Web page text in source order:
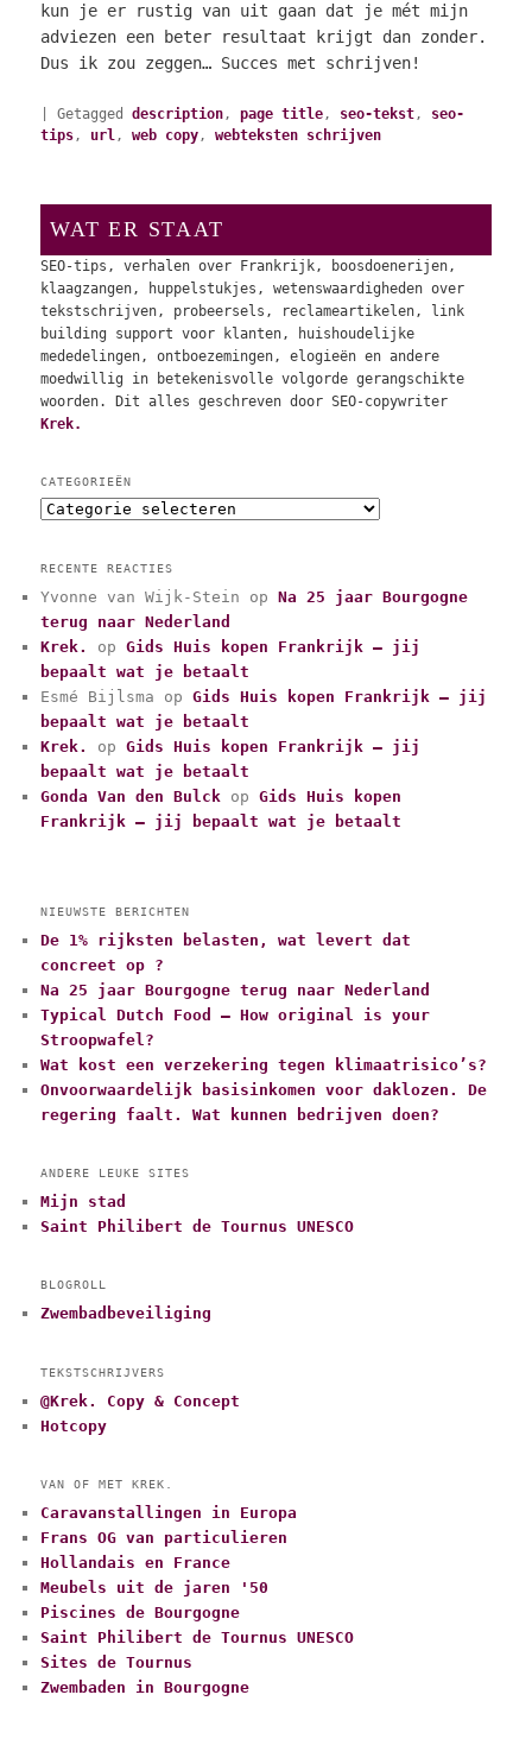
kun je er rustig van uit gaan dat je mét mijn
adviezen een beter resultaat krijgt dan zonder.
Dus ik zou zeggen… Succes met schrijven!
|Getagged description,page title, seo-tekst, seo-
tips, url,web copy,webteksten schrijven
WAT ER STAAT
SEO-tips, verhalen over Frankrijk, boosdoenerijen,
klaagzangen, huppelstukjes, wetenswaardigheden over
tekstschrijven, probeersels, reclameartikelen, link
building support voor klanten, huishoudelijke
mededelingen, ontboezemingen, elogieën en andere
moedwillig in betekenisvolle volgorde gerangschikte
woorden. Dit alles geschreven door SEO-copywriter
Krek.
CATEGORIEËN
C
e
g
o
r
i
e
ë
RECENTE REACTIES
Yvonne van Wijk-Stein opNa 25 jaar Bourgogne
terug naar Nederland
Krek.
opGids Huis kopen Frankrijk – jij
bepaalt wat je betaalt
Esmé Bijlsma opGids Huis kopen Frankrijk – jij
bepaalt wat je betaalt
Krek.
opGids Huis kopen Frankrijk – jij
bepaalt wat je betaalt
Gonda Van den Bulck opGids Huis kopen
Frankrijk – jij bepaalt wat je betaalt
NIEUWSTE BERICHTEN
De 1% rijksten belasten, wat levert dat
concreet op ?
Na 25 jaar Bourgogne terug naar Nederland
Typical Dutch Food – How original is your
Stroopwafel?
Wat kost een verzekering tegen klimaatrisico’s?
Onvoorwaardelijk basisinkomen voor daklozen. De
regering faalt. Wat kunnen bedrijven doen?
ANDERE LEUKE SITES
Mijn stad
Saint Philibert de Tournus UNESCO
BLOGROLL
Zwembadbeveiliging
TEKSTSCHRIJVERS
@Krek. Copy & Concept
Hotcopy
VAN OF MET KREK.
Caravanstallingen in Europa
Frans OG van particulieren
Hollandais en France
Meubels uit de jaren '50
Piscines de Bourgogne
Saint Philibert de Tournus UNESCO
Sites de Tournus
Zwembaden in Bourgogne